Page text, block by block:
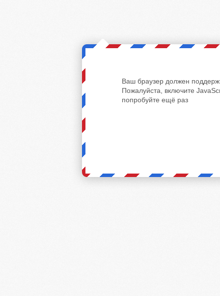
Ваш браузер должен
Пожалуйста, включите
попробуйте ещё раз